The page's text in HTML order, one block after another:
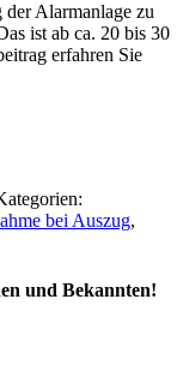
Alarmanlage zu
ist ab ca. 20 bis 30
erfahren Sie
bei Auszug,
und Bekannten!